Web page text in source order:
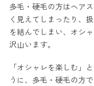
多毛・硬毛の方はヘア
く見えてしまったり、
を結んでしまい、オシ
沢山います。
「オシャレを楽しむ」
うに、多毛・硬毛の方